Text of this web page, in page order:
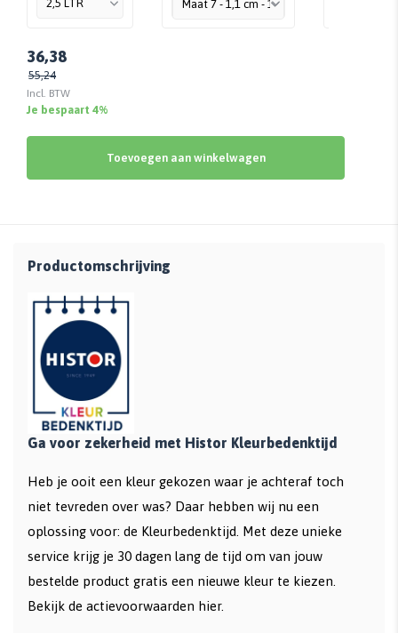
36,38
55,24
Incl. BTW
Je bespaart 4%
Toevoegen aan winkelwagen
Productomschrijving
Ga voor zekerheid met Histor Kleurbedenktijd
Heb je ooit een kleur gekozen waar je achteraf toch
niet tevreden over was? Daar hebben wij nu een
oplossing voor: de Kleurbedenktijd. Met deze unieke
service krijg je 30 dagen lang de tijd om van jouw
bestelde product gratis een nieuwe kleur te kiezen.
Bekijk de actievoorwaarden hier.